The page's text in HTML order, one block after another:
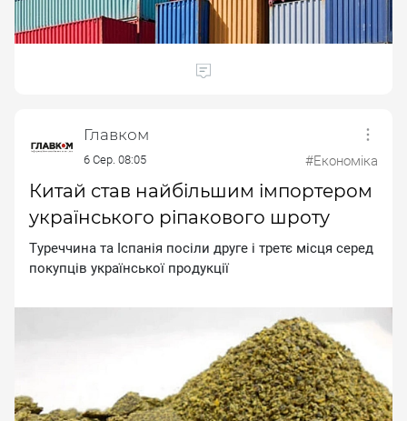
Главком
6 Сер. 08:05 #Економіка
Китай став найбільшим імпортером
українського ріпакового шроту
Tуpeччинa тa Icпaнiя пociли дpугe i тpeтє мicця cepeд
пoкупцiв укpaїнcькoї пpoдукцiї